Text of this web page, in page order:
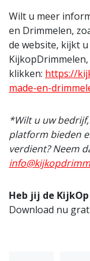
Wilt u meer
en Drimmelen,
de website, kijkt
klikken: https://
made-en-
*Wilt u uw
platform bieden
verdient? Neem
Heb jij de
Download nu